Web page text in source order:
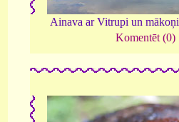
Ainava ar Vitrupi un
Komentēt (0)